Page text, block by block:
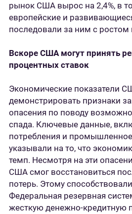
рынок США вырос на 2,4%, в
европейские и
последовали за ним с ростом
Вскоре США могут принять
процентных ставок
Экономические показатели
демонстрировать признаки
опасения по поводу
спада. Ключевые данные,
потребления и
указывали на то, что
темп. Несмотря на эти
США смог восстановиться
потерь. Этому
Федеральная резервная
жесткую денежно-кредитную